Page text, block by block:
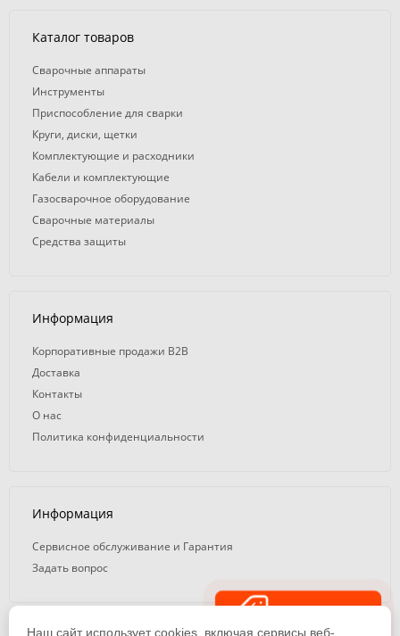
Каталог товаров
Сварочные аппараты
Инструменты
Приспособление для сварки
Круги, диски, щетки
Комплектующие и расходники
Кабели и комплектующие
Газосварочное оборудование
Сварочные материалы
Средства защиты
Информация
Корпоративные продажи B2B
Доставка
Контакты
О нас
Политика конфиденциальности
Информация
Сервисное обслуживание и Гарантия
Задать вопрос
Наш сайт использует cookies, включая сервисы веб-